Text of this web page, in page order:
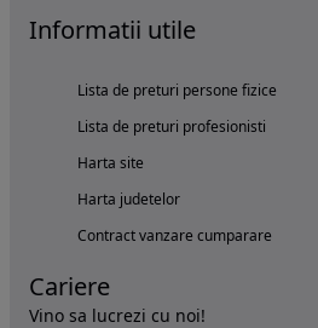
Informatii utile
Lista de preturi persone fizice
Lista de preturi profesionisti
Harta site
Harta judetelor
Contract vanzare cumparare
Cariere
Vino sa lucrezi cu noi!